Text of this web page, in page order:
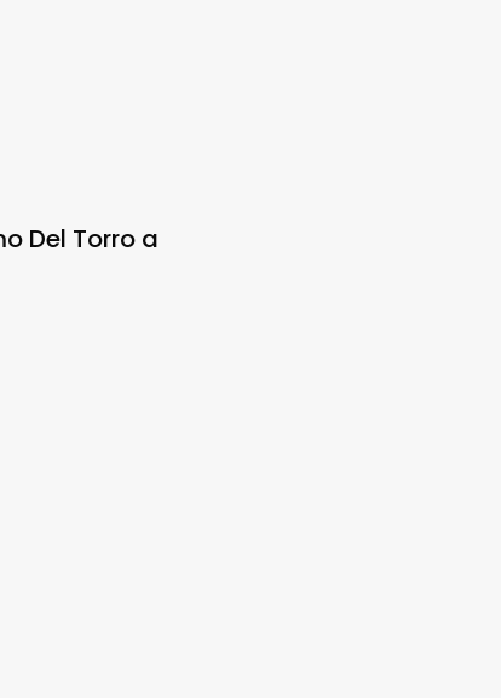
Del Torro a